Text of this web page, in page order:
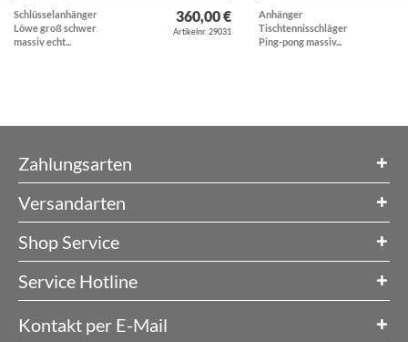
Schlüsselanhänger
Löwe groß schwer
massiv echt...
360,00 €
Artikelnr. 29031
Anhänger
Tischtennisschläger
Ping-pong massiv...
Zahlungsarten
Versandarten
Shop Service
Service Hotline
Kontakt per E-Mail